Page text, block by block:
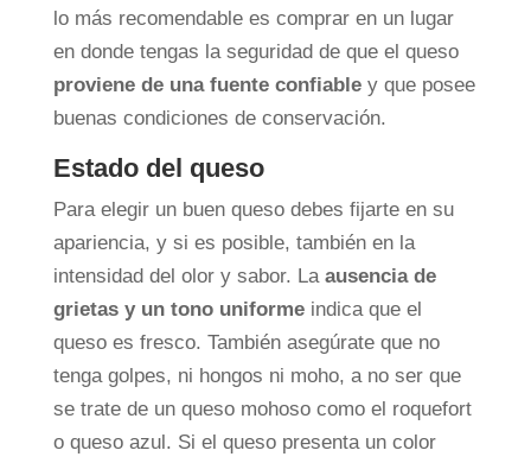
lo más recomendable es comprar en un lugar
en donde tengas la seguridad de que el queso
proviene de una fuente confiabley que posee
buenas condiciones de conservación.
Estado del queso
Para elegir un buen queso debes fijarte en su
apariencia, y si es posible, también en la
intensidad del olor y sabor. La ausencia de
grietas y un tono uniformeindica que el
queso es fresco. También asegúrate que no
tenga golpes, ni hongos ni moho, a no ser que
se trate de un queso mohoso como el roquefort
o queso azul. Si el queso presenta un color